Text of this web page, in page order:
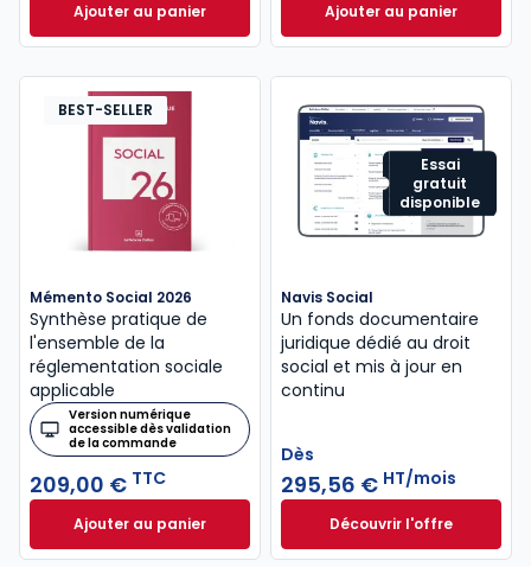
Ajouter au panierELnet Social à 321,96 € HT/mois
Ajouter au panier
Code du travail
BEST-SELLER
Mémento Social 2026
Synthèse pratique de
l'ensemble de la
réglementation sociale
applicable
Version numérique
accessible dès validation
de la commande
209,00 € TTC
Ajouter au panierMémento Social 2026 à 209,00 € TTC
Essai
gratuit
disponible
Navis Social
Un fonds documentaire
juridique dédié au droit
social et mis à jour en
continu
Dès
295,56 € HT/mois
Découvrir l'offre
Navis Social à
Dès